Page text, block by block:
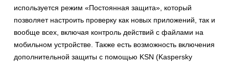
используется режим «Постоянная защита», который
позволяет настроить проверку как новых приложений, так и
вообще всех, включая контроль действий с файлами на
мобильном устройстве. Также есть возможность включения
дополнительной защиты с помощью KSN (Kaspersky